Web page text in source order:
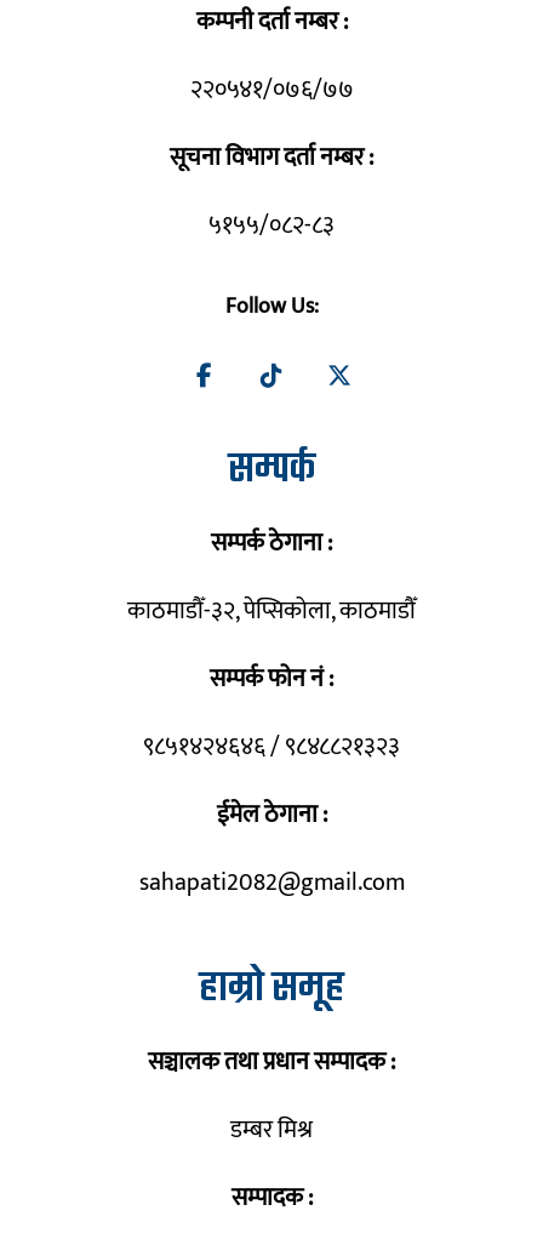
कम्पनी दर्ता नम्बर :
२२०५४१/०७६/७७
सूचना विभाग दर्ता नम्बर :
५१५५/०८२-८३
Follow Us:
सम्पर्क
सम्पर्क ठेगाना :
काठमाडौँ-३२, पेप्सिकोला, काठमाडौँ
सम्पर्क फोन नं :
९८५१४२४६४६ / ९८४८८२१३२३
ईमेल ठेगाना :
sahapati2082@gmail.com
हाम्रो समूह
सञ्चालक तथा प्रधान सम्पादक :
डम्बर मिश्र
सम्पादक :